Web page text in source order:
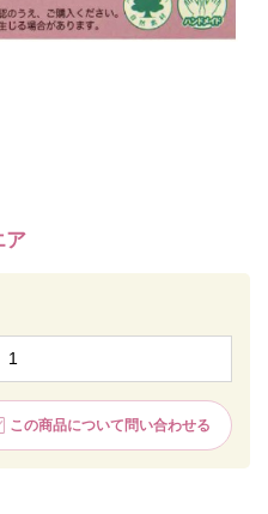
ア
この商品について問い合わせる